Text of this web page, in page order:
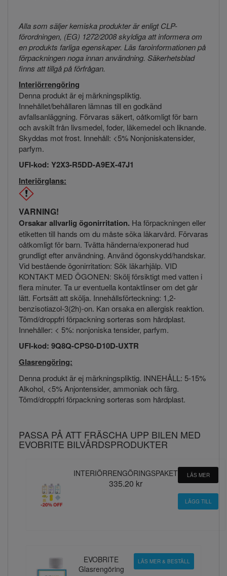
Alla som säljer kemiska produkter är enligt CLP-
förordningen, (EG) 1272/2008 skyldiga att informera om
en produkts farliga egenskaper. Läs faroinformationen på
förpackningen noga innan användning. Säkerhetsblad
finns att tillgå på förfrågan.
Interiörrengöring
Denna produkt är ej märkningspliktig.
Innehållet/behållaren lämnas till en godkänd
avfallsanläggning. Förvaras säkert, oåtkomligt för barn
och avskilt från livsmedel, foder, läkemedel och liknande.
Skyddas mot frost. Innehåll: <5% Nonjoniskatensider,
parfym.
UFI-kod: Y2X3-R5DD-A9EX-47J1
Interiörglans:
VARNING!
Orsakar allvarlig ögonirritation. Ha förpackningen eller
etiketten till hands om du måste söka läkarvård. Förvaras
oåtkomligt för barn. Tvätta händerna/exponerad hud
grundligt efter användning. Använd ögonskydd/handskar.
Vid bestående ögonirritation: Sök läkarhjälp. VID
KONTAKT MED ÖGONEN: Skölj försiktigt med vatten i
flera minuter. Ta ur eventuella kontaktlinser om det går
lätt. Fortsätt att skölja. Innehållsförteckning: 1,2-
benzisotiazol-3(2h)-on. Kan orsaka en allergisk reaktion.
Tömd/droppfri förpackning sorteras som hårdplast.
Innehåller: < 5%: nonjoniska tensider, parfym.
UFI-kod: 9Q8Q-CPS0-D10D-UXTR
Glasrengöring:
Denna produkt är ej märkningspliktig. INNEHÅLL: 5-15%
Alkohol, <5% Anjontensider, ammoniak och färg.
Tömd/droppfri förpackning sorteras som hårdplast.
PASSA PÅ ATT FRÄSCHA UPP BILEN MED
EVOBRITE BILVÅRDSPRODUKTER
INTERIÖRRENGÖRINGSPAKET
335.20 kr
LÄS MER
EVOBRITE
Glasrengöring
LÄS MER & BESTÄLL